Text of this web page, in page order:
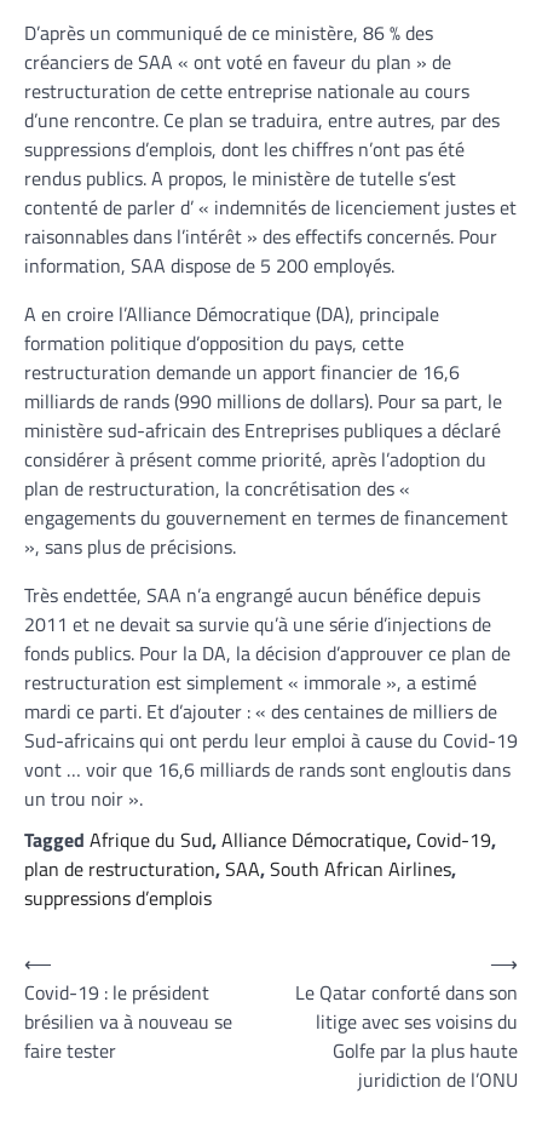
D’après un communiqué de ce ministère, 86 % des
créanciers de SAA « ont voté en faveur du plan » de
restructuration de cette entreprise nationale au cours
d’une rencontre. Ce plan se traduira, entre autres, par des
suppressions d’emplois, dont les chiffres n’ont pas été
rendus publics. A propos, le ministère de tutelle s’est
contenté de parler d’ « indemnités de licenciement justes et
raisonnables dans l’intérêt » des effectifs concernés. Pour
information, SAA dispose de 5 200 employés.
A en croire l’Alliance Démocratique (DA), principale
formation politique d’opposition du pays, cette
restructuration demande un apport financier de 16,6
milliards de rands (990 millions de dollars). Pour sa part, le
ministère sud-africain des Entreprises publiques a déclaré
considérer à présent comme priorité, après l’adoption du
plan de restructuration, la concrétisation des «
engagements du gouvernement en termes de financement
», sans plus de précisions.
Très endettée, SAA n’a engrangé aucun bénéfice depuis
2011 et ne devait sa survie qu’à une série d’injections de
fonds publics. Pour la DA, la décision d’approuver ce plan de
restructuration est simplement « immorale », a estimé
mardi ce parti. Et d’ajouter : « des centaines de milliers de
Sud-africains qui ont perdu leur emploi à cause du Covid-19
vont … voir que 16,6 milliards de rands sont engloutis dans
un trou noir ».
Tagged Afrique du Sud,Alliance Démocratique, Covid-19,
plan de restructuration,SAA,South African Airlines,
suppressions d’emplois
Navigation
de
l’article
⟵
Covid-19 : le président
brésilien va à nouveau se
faire tester
Le Qatar conforté dans son
litige avec ses voisins du
Golfe par la plus haute
juridiction de l’ONU
⟶